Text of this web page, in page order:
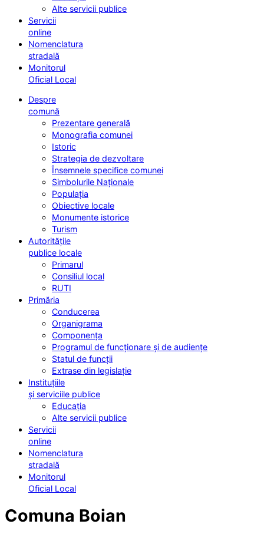
Alte servicii publice
Servicii
online
Nomenclatura
stradală
Monitorul
Oficial Local
Despre
comună
Prezentare generală
Monografia comunei
Istoric
Strategia de dezvoltare
Însemnele specifice comunei
Simbolurile Naționale
Populația
Obiective locale
Monumente istorice
Turism
Autoritățile
publice locale
Primarul
Consiliul local
RUTI
Primăria
Conducerea
Organigrama
Componența
Programul de funcționare și de audiențe
Statul de funcții
Extrase din legislație
Instituțiile
și serviciile publice
Educația
Alte servicii publice
Servicii
online
Nomenclatura
stradală
Monitorul
Oficial Local
Comuna Boian